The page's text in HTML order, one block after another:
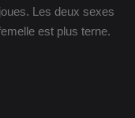
Les deux sexes
est plus terne.